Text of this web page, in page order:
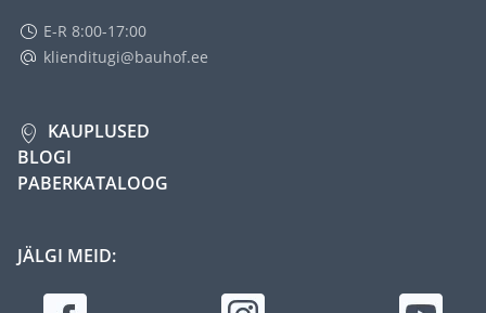
E-R 8:00-17:00
klienditugi@bauhof.ee
KAUPLUSED
BLOGI
PABERKATALOOG
JÄLGI MEID: